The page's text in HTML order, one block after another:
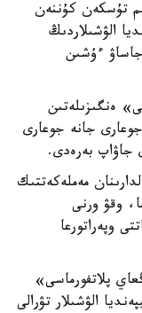
تۇسكەن كۇننەن
الۋشىلاردىڭ
جاساۋ ءۇشىن
ەنگىزىلەتىن
جوعارى جانە جوعارى
جاۋاپ بەرەدى.
مەملەكەتتىك
وقۋ ورنى
وپەراتورعا
پلاتفورماسى»
الۋشىلار تۋرالى